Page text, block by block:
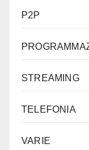
P2P
STREAMING
TELEFONIA
VARIE